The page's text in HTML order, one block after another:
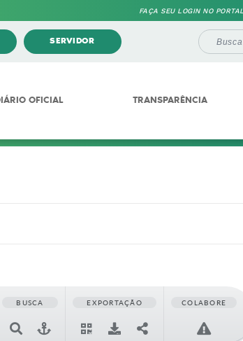
FAÇA SEU LOGIN NO PORTAL
SERVIDOR
OFICIAL TRANSPARÊNCIA
BUSCA EXPORTAÇÃO COLABORE